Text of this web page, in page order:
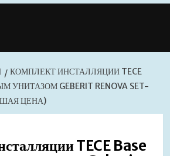
КОМПЛЕКТ ИНСТАЛЛЯЦИИ TECE
УНИТАЗОМ GEBERIT RENOVA SET-
ЦЕНА)
TECE Base